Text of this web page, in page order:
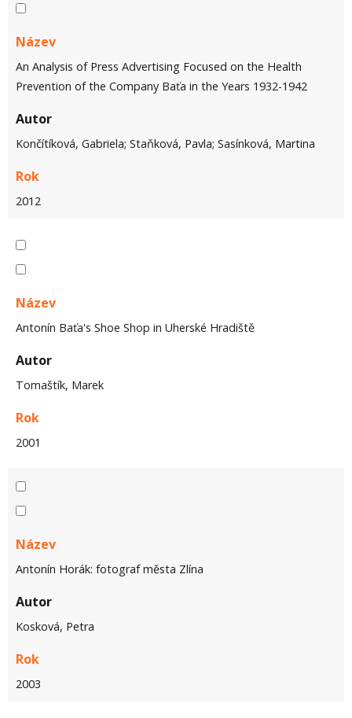
Název
An Analysis of Press Advertising Focused on the Health
Prevention of the Company Baťa in the Years 1932-1942
Autor
Končítíková, Gabriela; Staňková, Pavla; Sasínková, Martina
Rok
2012
Název
Antonín Baťa's Shoe Shop in Uherské Hradiště
Autor
Tomaštík, Marek
Rok
2001
Název
Antonín Horák: fotograf města Zlína
Autor
Kosková, Petra
Rok
2003